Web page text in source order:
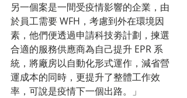
另一個案是一間受疫情影響的企業，由
於員工需要 WFH，考慮到外在環境因
素，他們便透過申請科技劵計劃，揀選
合適的服務供應商為自己提升 EPR 系
統，將廠房以自動化形式運作，減省營
運成本的同時，更提升了整體工作效
率，可說是疫情下一個出路。」